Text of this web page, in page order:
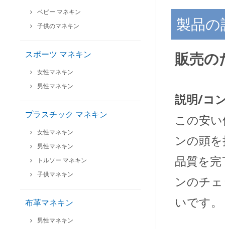
ベビー マネキン
子供のマネキン
スポーツ マネキン
女性マネキン
男性マネキン
プラスチック マネキン
女性マネキン
男性マネキン
トルソー マネキン
子供マネキン
布革マネキン
男性マネキン
製品の
販売の
説明/コ
この安
ンの頭
品質を
ンのチ
いです。